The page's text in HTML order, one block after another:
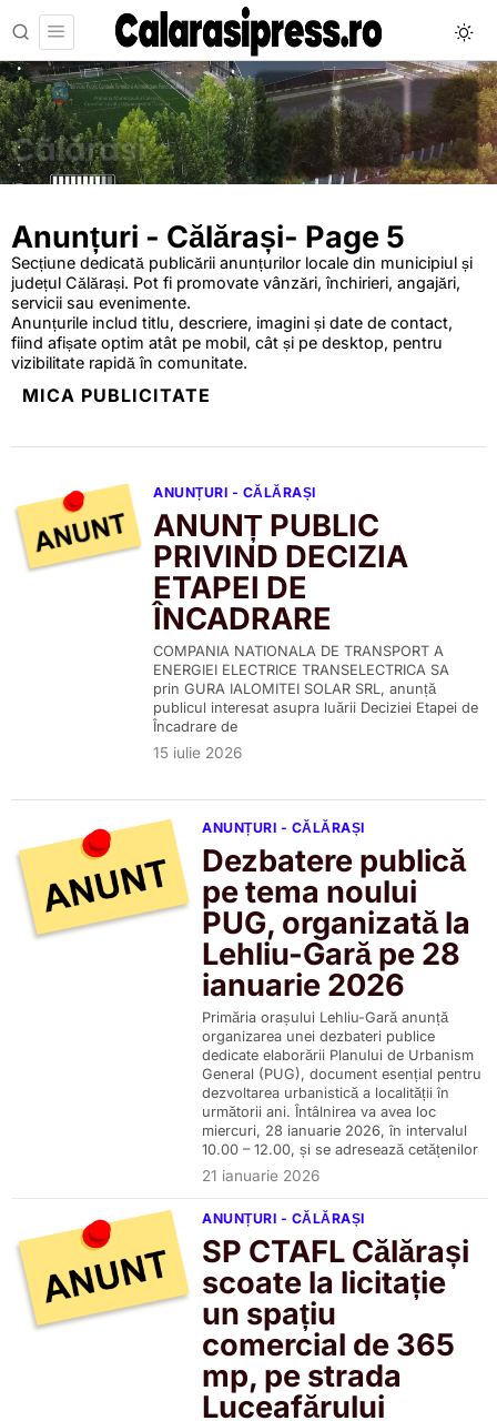
Anunțuri - Călărași- Page 5
Secțiune dedicată publicării anunțurilor locale din municipiul și
județul Călărași. Pot fi promovate vânzări, închirieri, angajări,
servicii sau evenimente.
Anunțurile includ titlu, descriere, imagini și date de contact,
fiind afișate optim atât pe mobil, cât și pe desktop, pentru
vizibilitate rapidă în comunitate.
MICA PUBLICITATE
ANUNȚURI - CĂLĂRAȘI
ANUNȚ PUBLIC
PRIVIND DECIZIA
ETAPEI DE
ÎNCADRARE
COMPANIA NATIONALA DE TRANSPORT A
ENERGIEI ELECTRICE TRANSELECTRICA SA
prin GURA IALOMITEI SOLAR SRL, anunță
publicul interesat asupra luării Deciziei Etapei de
Încadrare de
15 iulie 2026
ANUNȚURI - CĂLĂRAȘI
Dezbatere publică
pe tema noului
PUG, organizată la
Lehliu-Gară pe 28
ianuarie 2026
Primăria orașului Lehliu-Gară anunță
organizarea unei dezbateri publice
dedicate elaborării Planului de Urbanism
General (PUG), document esențial pentru
dezvoltarea urbanistică a localității în
următorii ani. Întâlnirea va avea loc
miercuri, 28 ianuarie 2026, în intervalul
10.00 – 12.00, și se adresează cetățenilor
21 ianuarie 2026
ANUNȚURI - CĂLĂRAȘI
SP CTAFL Călărași
scoate la licitație
un spațiu
comercial de 365
mp, pe strada
Luceafărului